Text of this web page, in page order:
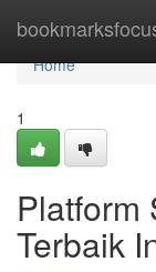
Home
Home
1
Platform
Terbaik